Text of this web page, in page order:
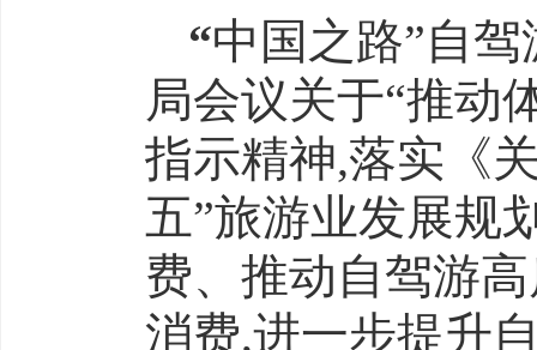
“中国之路”自
局会议关于“推动
指示精神,落实《
五”旅游业发展规
费、推动自驾游
消费,进一步提升